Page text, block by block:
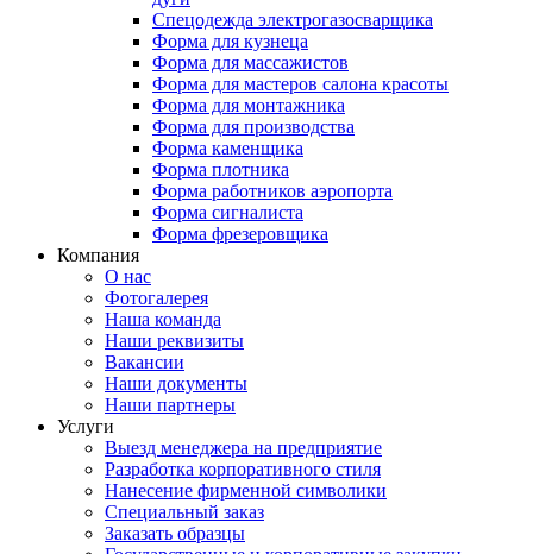
Спецодежда электрогазосварщика
Форма для кузнеца
Форма для массажистов
Форма для мастеров салона красоты
Форма для монтажника
Форма для производства
Форма каменщика
Форма плотника
Форма работников аэропорта
Форма сигналиста
Форма фрезеровщика
Компания
О нас
Фотогалерея
Наша команда
Наши реквизиты
Вакансии
Наши документы
Наши партнеры
Услуги
Выезд менеджера на предприятие
Разработка корпоративного стиля
Нанесение фирменной символики
Специальный заказ
Заказать образцы